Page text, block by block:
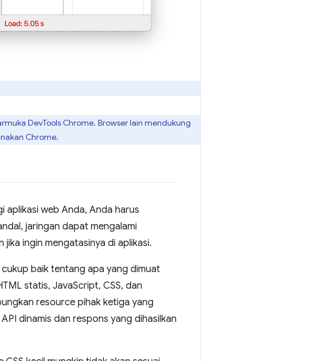
DevTools Chrome. Browser lain mendukung
Chrome.
aplikasi web Anda, Anda harus
jaringan dapat mengalami
ingin mengatasinya di aplikasi.
baik tentang apa yang dimuat
statis, JavaScript, CSS, dan
resource pihak ketiga yang
dinamis dan respons yang dihasilkan